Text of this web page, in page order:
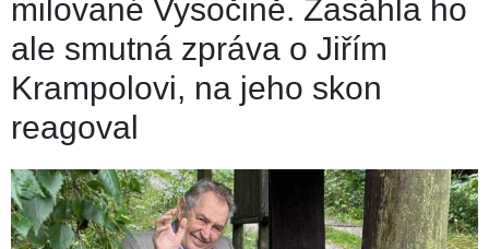
milované Vysočině. Zasáhla ho
ale smutná zpráva o Jiřím
Krampolovi, na jeho skon
reagoval